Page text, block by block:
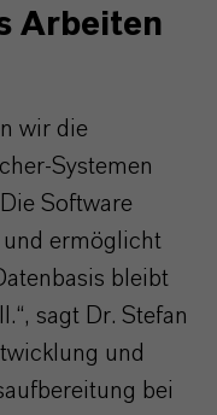
Arbeiten
wir die
Systemen
Software
ermöglicht
bleibt
sagt Dr. Stefan
und
bei